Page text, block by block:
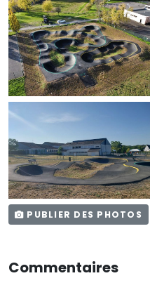
PUBLIER DES PHOTOS
Commentaires